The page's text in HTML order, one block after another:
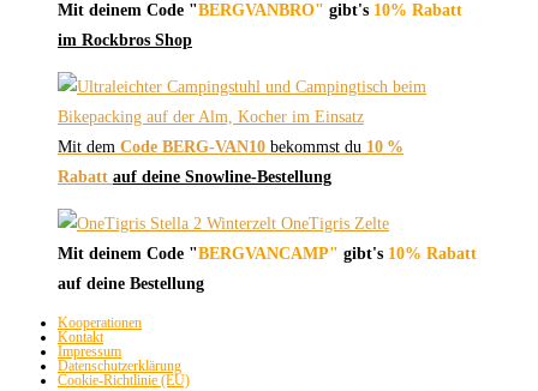
Mit deinem Code "BERGVANBRO" gibt's 10% Rabatt
im Rockbros Shop
Mit dem Code BERG-VAN10 bekommst du 10 %
Rabatt auf deine Snowline-Bestellung
Mit deinem Code "BERGVANCAMP" gibt's 10% Rabatt
auf deine Bestellung
Kooperationen
Kontakt
Impressum
Datenschutzerklärung
Cookie-Richtlinie (EU)